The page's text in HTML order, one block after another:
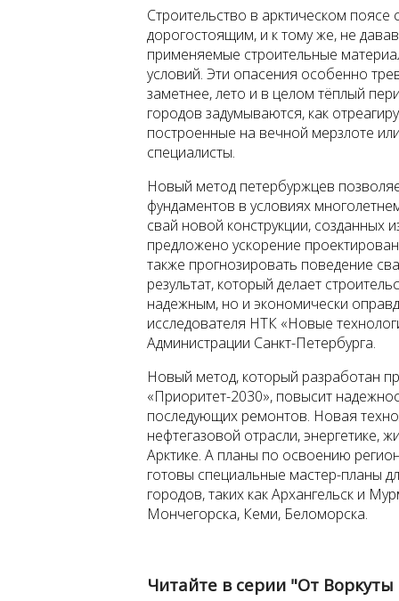
Строительство в арктическом
дорогостоящим, и к тому же, не
применяемые строительные
условий. Эти опасения особенно
заметнее, лето и в целом тёплый
городов задумываются, как
построенные на вечной мерзлоте
специалисты.
Новый метод петербуржцев
фундаментов в условиях
свай новой конструкции, созданных
предложено ускорение
также прогнозировать поведение
результат, который делает
надежным, но и экономически
исследователя НТК «Новые
Администрации Санкт-Петербурга.
Новый метод, который разработан
«Приоритет-2030», повысит
последующих ремонтов. Новая
нефтегазовой отрасли, энергетике,
Арктике. А планы по освоению
готовы специальные мастер-планы
городов, таких как Архангельск и
Мончегорска, Кеми, Беломорска.
Читайте в серии "От